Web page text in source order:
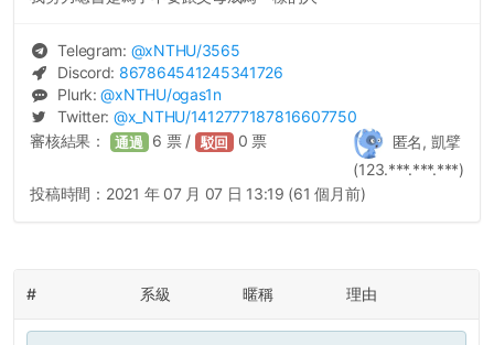
Telegram: @xNTHU/3565
Discord: 867864541245341726
Plurk:@xNTHU/ogas1n
Twitter: @x_NTHU/1412777187816607750
匿名, 凱擘
(123.***.***.***)
審核結果： 通過 6 票 / 駁回 0 票
投稿時間： 2021 年 07 月 07 日 13:19 (61 個月前)
# 系級 暱稱 理由